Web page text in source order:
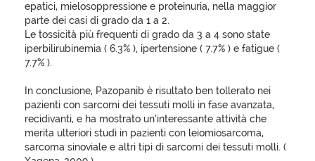
epatici, mielosoppressione e proteinuria, nella maggior
parte dei casi di grado da 1 a 2.
Le tossicità più frequenti di grado da 3 a 4 sono state
iperbilirubinemia ( 6.3% ), ipertensione ( 7.7% ) e fatigue (
7.7% ).
In conclusione, Pazopanib è risultato ben tollerato nei
pazienti con sarcomi dei tessuti molli in fase avanzata,
recidivanti, e ha mostrato un’interessante attività che
merita ulteriori studi in pazienti con leiomiosarcoma,
sarcoma sinoviale e altri tipi di sarcomi dei tessuti molli. (